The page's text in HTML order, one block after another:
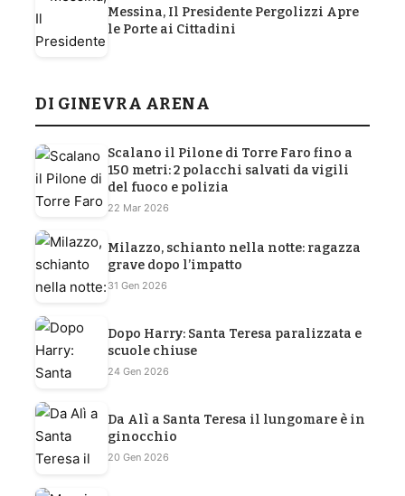
Messina, Il Presidente Pergolizzi Apre
le Porte ai Cittadini
DI GINEVRA ARENA
Scalano il Pilone di Torre Faro fino a
150 metri: 2 polacchi salvati da vigili
del fuoco e polizia
22 Mar 2026
Milazzo, schianto nella notte: ragazza
grave dopo l’impatto
31 Gen 2026
Dopo Harry: Santa Teresa paralizzata e
scuole chiuse
24 Gen 2026
Da Alì a Santa Teresa il lungomare è in
ginocchio
20 Gen 2026